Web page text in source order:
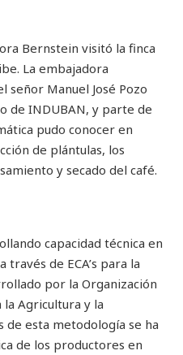
Bernstein visitó la finca
La embajadora
Manuel José Pozo
de INDUBAN, y parte de
pudo conocer en
de plántulas, los
y secado del café.
capacidad técnica en
de ECA’s para la
por la Organización
la Agricultura y la
de esta metodología se ha
de los productores en